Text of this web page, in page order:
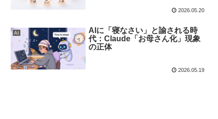
2026.05.20
AI
AIに「寝なさい」と諭される時
代：Claude「お母さん化」現象
の正体
2026.05.19